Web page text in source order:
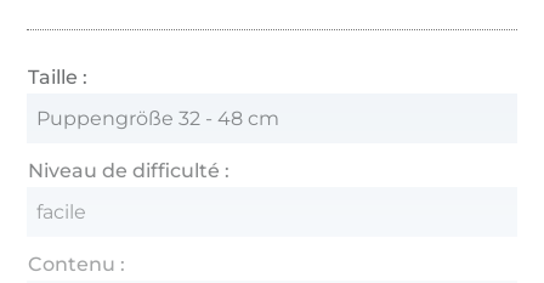
Taille :
Puppengröße 32 - 48 cm
Niveau de difficulté :
facile
Contenu :